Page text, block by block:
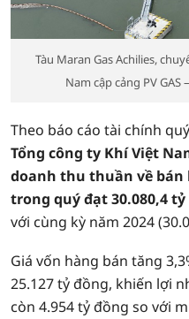
Tàu Maran Gas Achilies,
Nam cập cảng PV GAS
Theo báo cáo tài chính
Tổng công ty Khí Việt
doanh thu thuần về bán
trong quý đạt 30.080,4 tỷ
với cùng kỳ năm 2024
Giá vốn hàng bán tăng
25.127 tỷ đồng, khiến lợi
còn 4.954 tỷ đồng so với